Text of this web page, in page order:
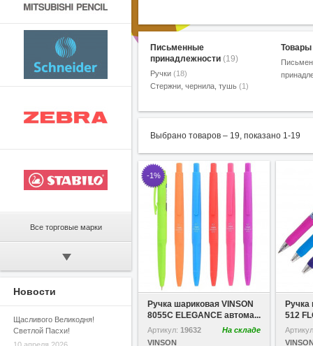
Все торговые марки
Новости
Щасливого Великодня!
Светлой Пасхи!
Письменные
принадлежности (19)
Ручки (18)
Стержни, чернила, тушь (1)
Выбрано товаров – 19, показано 1-19
В избранное
-1%
Ручка шариковая VINSON
8055С ELEGANCE автома...
Артикул: 19632
На складе
VINSON
Ручка
512